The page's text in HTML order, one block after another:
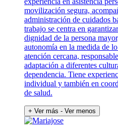
movilización segura,
administración de cuidados
trabajo se centra en
dignidad de la persona
autonomía en la medida de
atención cercana,
adaptación a diferentes
dependencia. Tiene
individual y también en
de salud.
+ Ver más - Ver menos